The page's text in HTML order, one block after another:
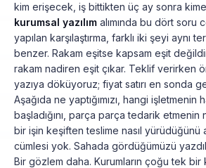
kim erişecek, iş bittikten üç ay sonra
kurumsal yazılım alımında bu dört soru
yapılan karşılaştırma, farklı iki şeyi aynı
benzer. Rakam eşitse kapsam eşit
rakam nadiren eşit çıkar. Teklif verirken
yazıya döküyoruz; fiyat satırı en sonda
Aşağıda ne yaptığımızı, hangi işletmenin
başladığını, parça parça tedarik etmenin
bir işin keşiften teslime nasıl yürüdüğünü
cümlesi yok. Sahada gördüğümüzü
Bir gözlem daha. Kurumların çoğu tek bir